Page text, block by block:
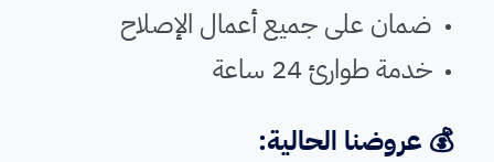
ضمان على جميع أعمال الإصلاح
خدمة طوارئ 24 ساعة
💰 عروضنا الحالية: